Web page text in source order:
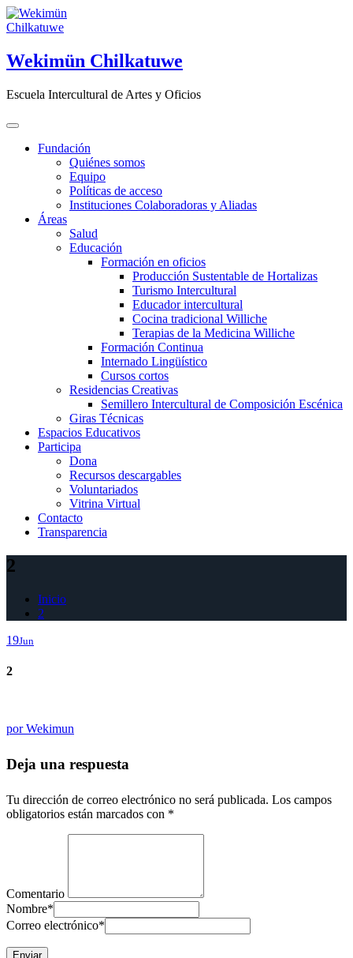
Saltar
al
Wekimün Chilkatuwe
Escuela Intercultural de Artes y Oficios
Fundación
Quiénes somos
Equipo
Políticas de acceso
Instituciones Colaboradoras y Aliadas
Áreas
Salud
Educación
Formación en oficios
Producción Sustentable de Hortalizas
Turismo Intercultural
Educador intercultural
Cocina tradicional Williche
Terapias de la Medicina Williche
Formación Continua
Internado Lingüístico
Cursos cortos
Residencias Creativas
Semillero Intercultural de Composición Escénica
Giras Técnicas
Espacios Educativos
Participa
Dona
Recursos descargables
Voluntariados
Vitrina Virtual
Contacto
Transparencia
2
Inicio
2
19Jun
2
porWekimun
Deja una respuesta
Tu dirección de correo electrónico no será publicada. Los campos
obligatorios están marcados con *
Comentario
Nombre*
Correo electrónico*